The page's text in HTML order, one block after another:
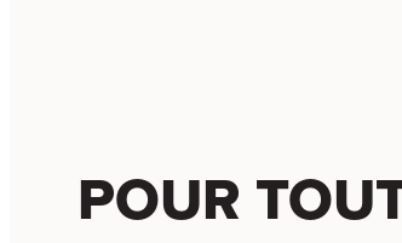
POUR